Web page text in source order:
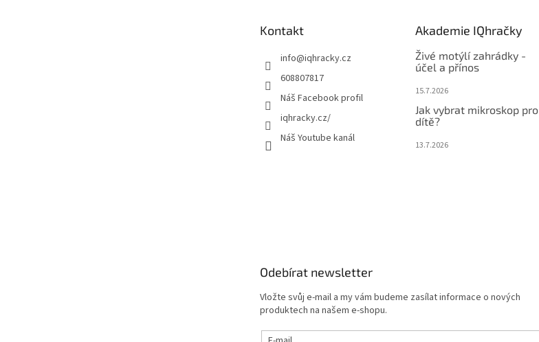
Kontakt
info@iqhracky.cz
608807817
Náš Facebook profil
iqhracky.cz/
Náš Youtube kanál
Akademie IQhračky
Živé motýlí zahrádky -
účel a přínos
15.7.2026
Jak vybrat mikroskop pro
dítě?
13.7.2026
Odebírat newsletter
Vložte svůj e-mail a my vám budeme zasílat informace o nových
produktech na našem e-shopu.